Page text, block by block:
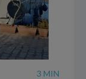
3 MIN